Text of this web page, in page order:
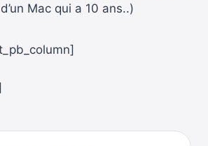
Mac qui a 10 ans..)